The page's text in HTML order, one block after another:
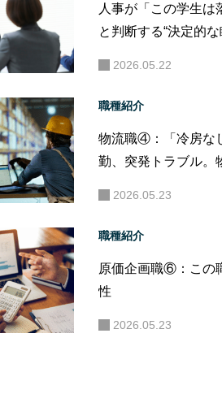
人事が「この学生は
と判断する“決定的な
2026.05.22
職種紹介
物流職④：「冷房な
勤、突発トラブル。
2026.05.23
職種紹介
原価企画職⑥：この
性
2026.05.23